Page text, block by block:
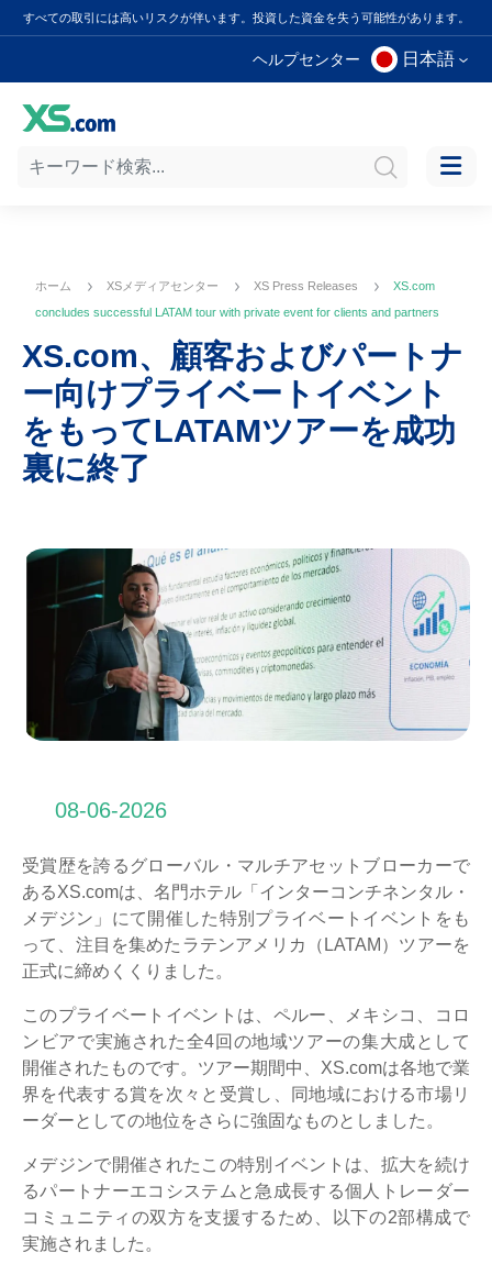
すべての取引には高いリスクが伴います。投資した資金を失う可能性があります。
ヘルプセンター 日本語
ホーム XSメディアセンター XS Press Releases
XS.com
concludes successful LATAM tour with private event for clients and partners
XS.com、顧客およびパートナ
ー向けプライベートイベント
をもってLATAMツアーを成功
裏に終了
08-06-2026
受賞歴を誇るグローバル・マルチアセットブローカーで
あるXS.comは、名門ホテル「インターコンチネンタル・
メデジン」にて開催した特別プライベートイベントをも
って、注目を集めたラテンアメリカ（LATAM）ツアーを
正式に締めくくりました。
このプライベートイベントは、ペルー、メキシコ、コロ
ンビアで実施された全4回の地域ツアーの集大成として
開催されたものです。ツアー期間中、XS.comは各地で業
界を代表する賞を次々と受賞し、同地域における市場リ
ーダーとしての地位をさらに強固なものとしました。
メデジンで開催されたこの特別イベントは、拡大を続け
るパートナーエコシステムと急成長する個人トレーダー
コミュニティの双方を支援するため、以下の2部構成で
実施されました。